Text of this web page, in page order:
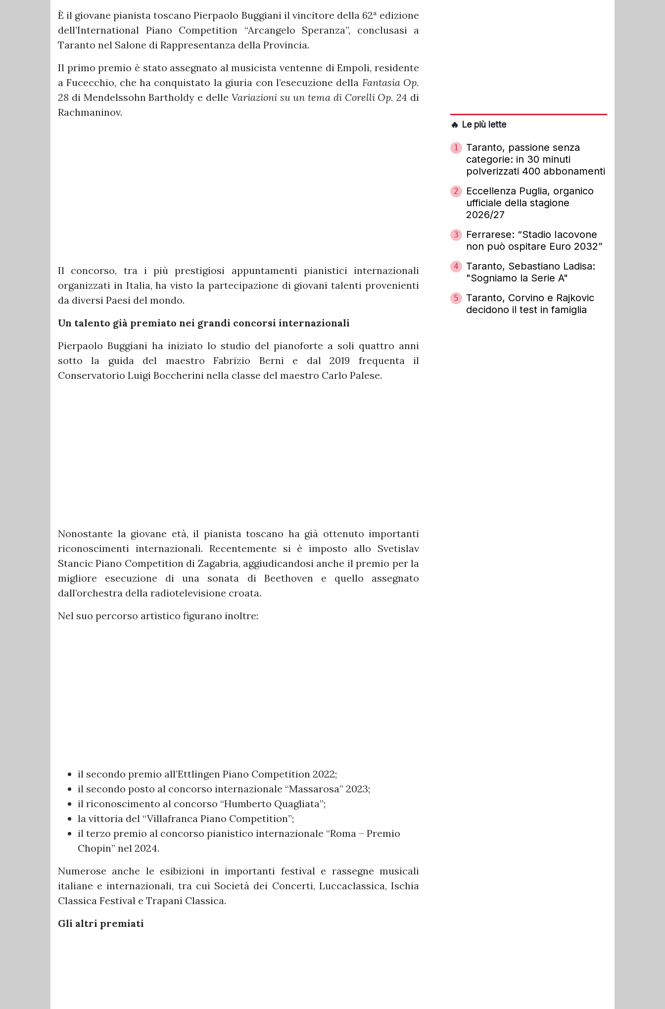
È il giovane pianista toscano Pierpaolo Buggiani il vincitore della 62ª edizione
dell’International Piano Competition “Arcangelo Speranza”, conclusasi a
Taranto nel Salone di Rappresentanza della Provincia.
Il primo premio è stato assegnato al musicista ventenne di Empoli, residente
a Fucecchio, che ha conquistato la giuria con l’esecuzione della Fantasia Op.
28 di Mendelssohn Bartholdy e delle Variazioni su un tema di Corelli Op. 24 di
Rachmaninov.
Il concorso, tra i più prestigiosi appuntamenti pianistici internazionali
organizzati in Italia, ha visto la partecipazione di giovani talenti provenienti
da diversi Paesi del mondo.
Un talento già premiato nei grandi concorsi internazionali
Pierpaolo Buggiani ha iniziato lo studio del pianoforte a soli quattro anni
sotto la guida del maestro Fabrizio Berni e dal 2019 frequenta il
Conservatorio Luigi Boccherini nella classe del maestro Carlo Palese.
Nonostante la giovane età, il pianista toscano ha già ottenuto importanti
riconoscimenti internazionali. Recentemente si è imposto allo Svetislav
Stancic Piano Competition di Zagabria, aggiudicandosi anche il premio per la
migliore esecuzione di una sonata di Beethoven e quello assegnato
dall’orchestra della radiotelevisione croata.
Nel suo percorso artistico figurano inoltre:
il secondo premio all’Ettlingen Piano Competition 2022;
il secondo posto al concorso internazionale “Massarosa” 2023;
il riconoscimento al concorso “Humberto Quagliata”;
la vittoria del “Villafranca Piano Competition”;
il terzo premio al concorso pianistico internazionale “Roma – Premio
Chopin” nel 2024.
Numerose anche le esibizioni in importanti festival e rassegne musicali
italiane e internazionali, tra cui Società dei Concerti, Luccaclassica, Ischia
Classica Festival e Trapani Classica.
Gli altri premiati
🔥 Le più lette
1
Taranto, passione senza
categorie: in 30 minuti
polverizzati 400 abbonamenti
2
Eccellenza Puglia, organico
ufficiale della stagione
2026/27
3
Ferrarese: “Stadio Iacovone
non può ospitare Euro 2032”
4
Taranto, Sebastiano Ladisa:
"Sogniamo la Serie A"
5
Taranto, Corvino e Rajkovic
decidono il test in famiglia